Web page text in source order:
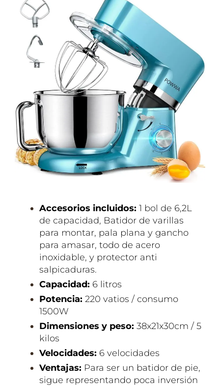
Accesorios incluidos: 1 bol de 6,2L
de capacidad, Batidor de varillas
para montar, pala plana y gancho
para amasar, todo de acero
inoxidable, y protector anti
salpicaduras.
Capacidad: 6 litros
Potencia: 220 vatios / consumo
1500W
Dimensiones y peso: 38x21x30cm / 5
kilos
Velocidades: 6 velocidades
Ventajas: Para ser un batidor de pie,
sigue representando poca inversión